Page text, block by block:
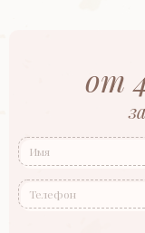
от